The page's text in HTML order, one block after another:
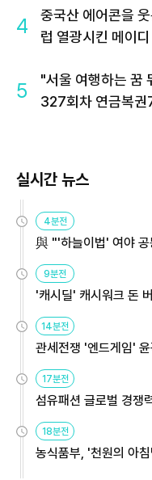
4
중국산 에어콘을
럽 열광시킨 메이디
5
"서울 여행하는 꿈
327회차 연금복
실시간 뉴스
4분전
與 "'하늘이법' 여야
9분전
'캐시딜' 캐시워크 돈
14분전
관세전쟁 '엔드게임'
용해야
17분전
섬유패션 글로벌 경쟁
원
18분전
농식품부, '천원의 아